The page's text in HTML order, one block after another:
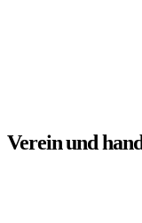
Verein und